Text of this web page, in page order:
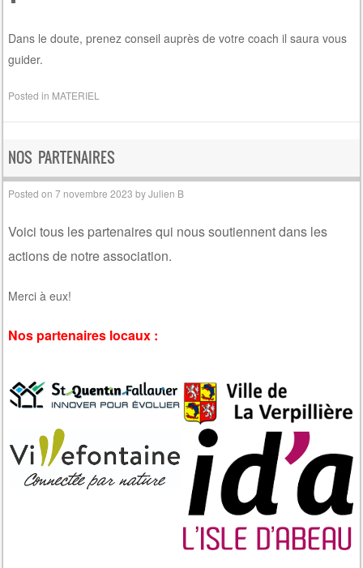
Dans le doute, prenez conseil auprès de votre coach il saura vous
guider.
Posted in MATERIEL
NOS PARTENAIRES
Posted on7 novembre 2023 byJulien B
Voici tous les partenaires qui nous soutiennent dans les
actions de notre association.
Merci à eux!
Nos partenaires locaux :